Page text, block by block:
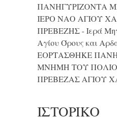
ΠΑΝΗΓΥΡΙΖΟΝΤΑ
ΙΕΡΟ ΝΑΟ ΑΓΙΟΥ
ΠΡΕΒΕΖΗΣ - Ιερά
Αγίου Όρους και
ΕΟΡΤΑΣΘΗΚΕ
ΜΝΗΜΗ ΤΟΥ
ΠΡΕΒΕΖΑΣ ΑΓΙΟΥ
ΙΣΤΟΡΙΚΌ